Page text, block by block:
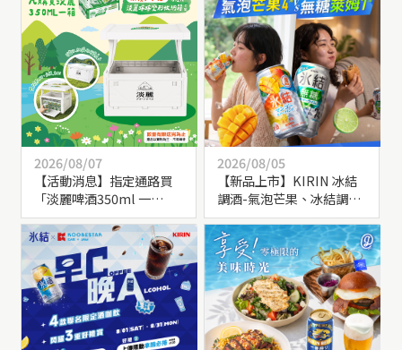
2026/08/07
【活動消息】指定通路買
「淡麗啤酒350ml 一
箱」，享加價購獲得「淡
麗喀喀變形收納箱」乙個 !
2026/08/05
【新品上市】KIRIN 冰結
調酒-氣泡芒果、冰結調
酒-無糖萊姆 期間限定上
市！